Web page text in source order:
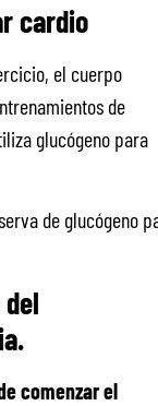
cardio
el cuerpo
de
glucógeno para
de glucógeno
comenzar el